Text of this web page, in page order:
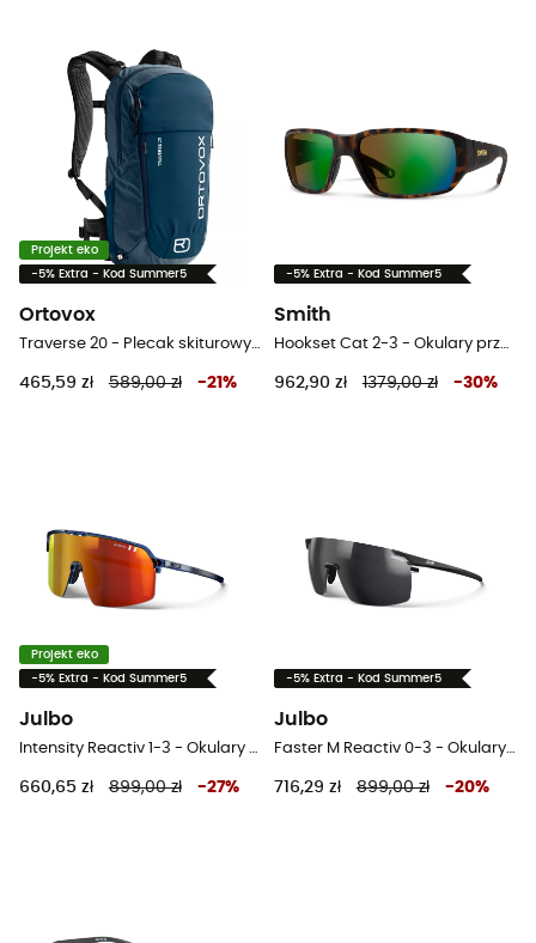
Projekt eko
-5% Extra - Kod Summer5
Ortovox
Traverse 20 - Plecak skiturowy męski
465,59 zł 589,00 zł -21 %
-5% Extra - Kod Summer5
Smith
Hookset Cat 2-3 - Okulary przeciwsłoneczne
962,90 zł 1379,00 zł -30%
Projekt eko
-5% Extra - Kod Summer5
Julbo
Intensity Reactiv 1-3 - Okulary rowerowe
660,65 zł 899,00 zł -27%
-5% Extra - Kod Summer5
Julbo
Faster M Reactiv 0-3 - Okulary rowerowe
716,29 zł 899,00 zł -20%